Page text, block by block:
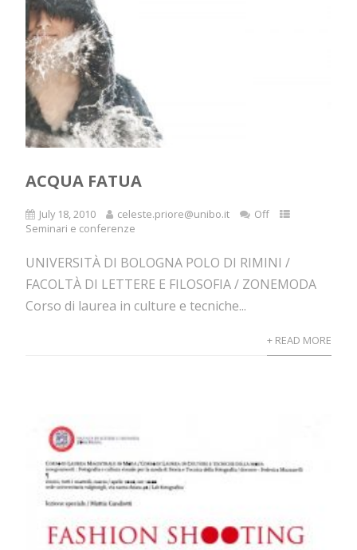
ACQUA FATUA
July 18, 2010 celeste.priore@unibo.it
Off
Seminari e conferenze
UNIVERSITÀ DI BOLOGNA POLO DI RIMINI /
FACOLTÀ DI LETTERE E FILOSOFIA / ZONEMODA
Corso di laurea in culture e tecniche...
+ READ MORE